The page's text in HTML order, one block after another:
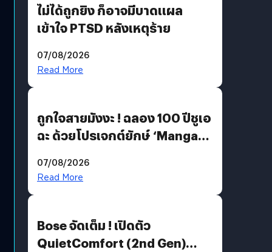
ไม่ได้ถูกยิง ก็อาจมีบาดแผล
เข้าใจ PTSD หลังเหตุร้าย
07/08/2026
Read More
ถูกใจสายมังงะ ! ฉลอง 100 ปีชูเอ
ฉะ ด้วยโปรเจกต์ยักษ์ ‘Manga
มีภาษาไทยด้วย
07/08/2026
Read More
Bose จัดเต็ม ! เปิดตัว
QuietComfort (2nd Gen)